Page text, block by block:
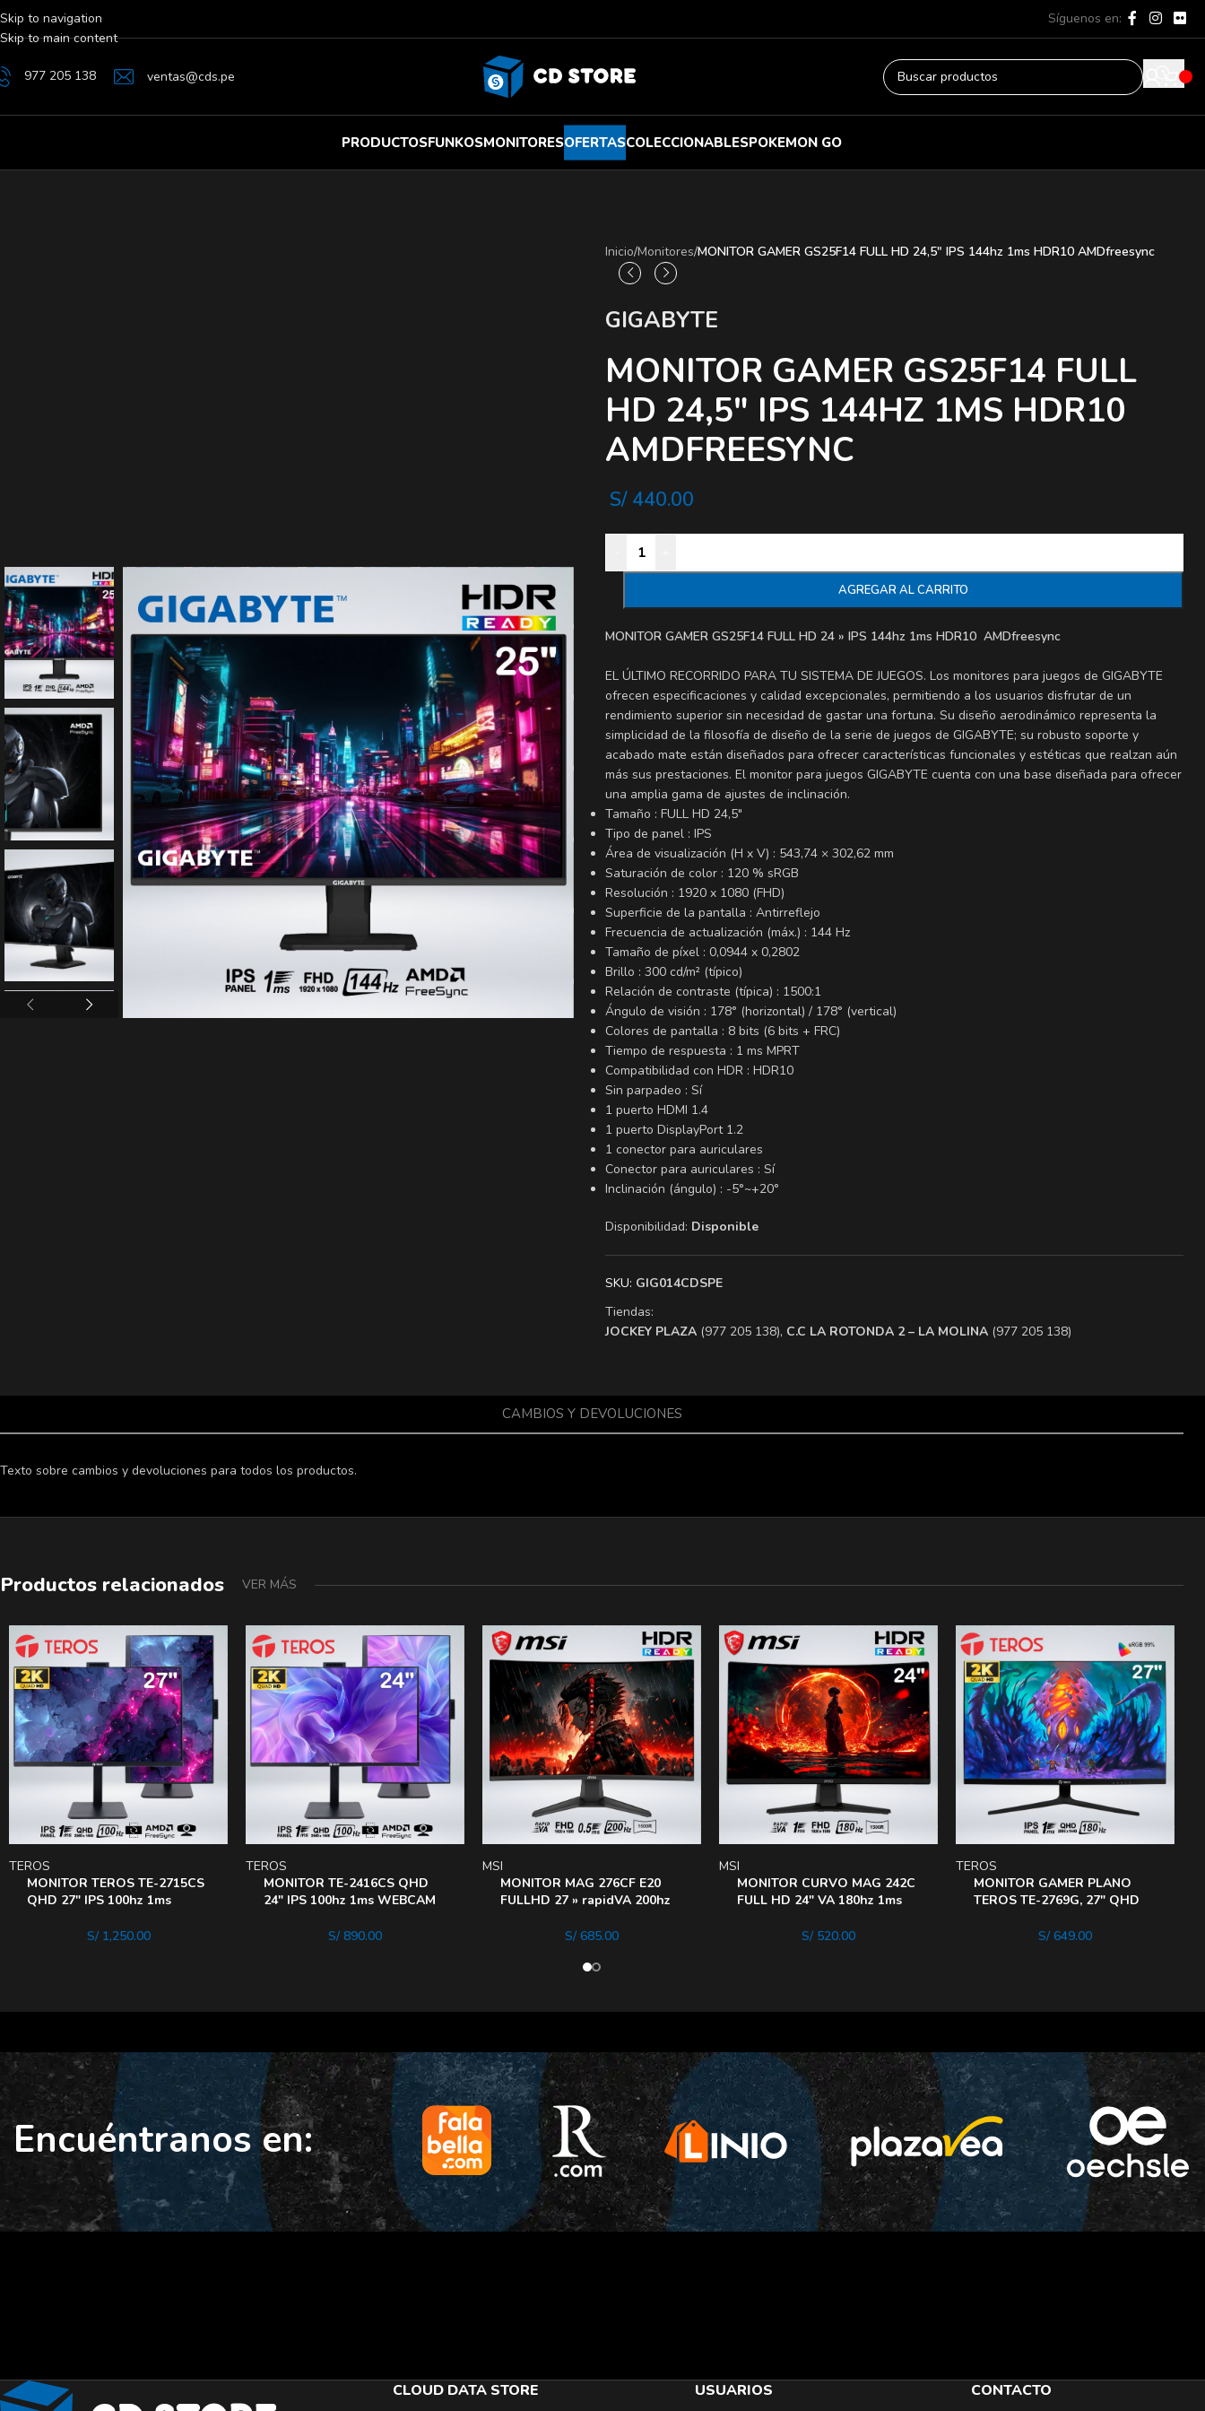
Skip to navigation
Skip to main content
Síguenos en:
977 205 138 ventas@cds.pe
PRODUCTOSFUNKOSMONITORESOFERTASCOLECCIONABLESPOKEMON GO
Inicio/Monitores/MONITOR GAMER GS25F14 FULL HD 24,5″ IPS 144hz 1ms HDR10 AMDfreesync
GIGABYTE
MONITOR GAMER GS25F14 FULL
HD 24,5″ IPS 144HZ 1MS HDR10
AMDFREESYNC
S/440.00
AGREGAR AL CARRITO
MONITOR GAMER GS25F14 FULL HD 24 » IPS 144hz 1ms HDR10 AMDfreesync
EL ÚLTIMO RECORRIDO PARA TU SISTEMA DE JUEGOS. Los monitores para juegos de GIGABYTE
ofrecen especificaciones y calidad excepcionales, permitiendo a los usuarios disfrutar de un
rendimiento superior sin necesidad de gastar una fortuna. Su diseño aerodinámico representa la
simplicidad de la filosofía de diseño de la serie de juegos de GIGABYTE; su robusto soporte y
acabado mate están diseñados para ofrecer características funcionales y estéticas que realzan aún
más sus prestaciones. El monitor para juegos GIGABYTE cuenta con una base diseñada para ofrecer
una amplia gama de ajustes de inclinación.
Tamaño : FULL HD 24,5″
Tipo de panel : IPS
Área de visualización (H x V) : 543,74 × 302,62 mm
Saturación de color : 120 % sRGB
Resolución : 1920 x 1080 (FHD)
Superficie de la pantalla : Antirreflejo
Frecuencia de actualización (máx.) : 144 Hz
Tamaño de píxel : 0,0944 x 0,2802
Brillo : 300 cd/m² (típico)
Relación de contraste (típica) : 1500:1
Ángulo de visión : 178° (horizontal) / 178° (vertical)
Colores de pantalla : 8 bits (6 bits + FRC)
Tiempo de respuesta : 1 ms MPRT
Compatibilidad con HDR : HDR10
Sin parpadeo : Sí
1 puerto HDMI 1.4
1 puerto DisplayPort 1.2
1 conector para auriculares
Conector para auriculares : Sí
Inclinación (ángulo) : -5°~+20°
Disponibilidad: Disponible
SKU: GIG014CDSPE
Tiendas:
​JOCKEY PLAZA (977 205 138), ​C.C LA ROTONDA 2 – LA MOLINA (977 205 138)
CAMBIOS Y DEVOLUCIONES
Texto sobre cambios y devoluciones para todos los productos.
Productos relacionados VER MÁS
MONITOR TEROS TE-2715CS
QHD 27″ IPS 100hz 1ms
TEROS
S/1,250.00
MONITOR TE-2416CS QHD
24″ IPS 100hz 1ms WEBCAM
TEROS
S/890.00
MONITOR MAG 276CF E20
FULLHD 27 » rapidVA 200hz
MSI
S/685.00
MONITOR CURVO MAG 242C
FULL HD 24″ VA 180hz 1ms
MSI
S/520.00
MONITOR GAMER PLANO
TEROS TE-2769G, 27″ QHD
TEROS
S/649.00
Encuéntranos en:
CLOUD DATA STORE USUARIOS CONTACTO